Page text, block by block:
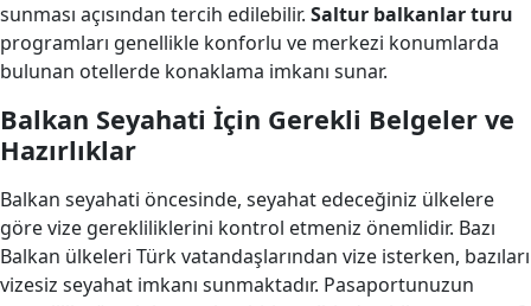
sunması açısından tercih edilebilir. Saltur balkanlar turu
programları genellikle konforlu ve merkezi konumlarda
bulunan otellerde konaklama imkanı sunar.
Balkan Seyahati İçin Gerekli Belgeler ve
Hazırlıklar
Balkan seyahati öncesinde, seyahat edeceğiniz ülkelere
göre vize gerekliliklerini kontrol etmeniz önemlidir. Bazı
Balkan ülkeleri Türk vatandaşlarından vize isterken, bazıları
vizesiz seyahat imkanı sunmaktadır. Pasaportunuzun